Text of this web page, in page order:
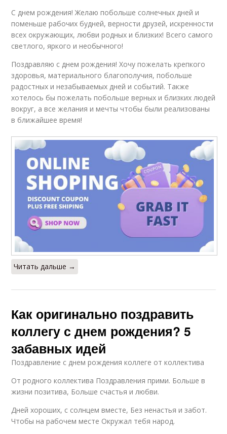
С днем рождения! Желаю побольше солнечных дней и
поменьше рабочих будней, верности друзей, искренности
всех окружающих, любви родных и близких! Всего самого
светлого, яркого и необычного!
Поздравляю с днем рождения! Хочу пожелать крепкого
здоровья, материального благополучия, побольше
радостных и незабываемых дней и событий. Также
хотелось бы пожелать побольше верных и близких людей
вокруг, а все желания и мечты чтобы были реализованы
в ближайшее время!
Читать дальше →
Как оригинально поздравить
коллегу с днем рождения? 5
забавных идей
Поздравление с днем рождения коллеге от коллектива
От родного коллектива Поздравления прими. Больше в
жизни позитива, Больше счастья и любви.
Дней хороших, с солнцем вместе, Без ненастья и забот.
Чтобы на рабочем месте Окружал тебя народ.